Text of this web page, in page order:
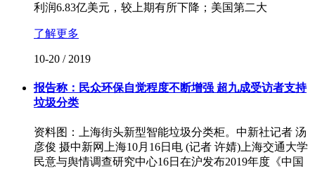
利润6.83亿美元，较上期有所下降；美国第二大
了解更多
10-20 / 2019
报告称：民众环保自觉程度不断增强 超九成受访者支持
垃圾分类
资料图：上海街头新型智能垃圾分类柜。中新社记者 汤
彦俊 摄中新网上海10月16日电 (记者 许婧)上海交通大学
民意与舆情调查研究中心16日在沪发布2019年度《中国